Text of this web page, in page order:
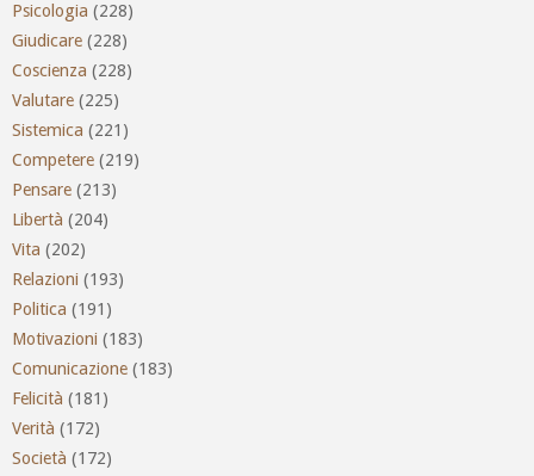
Psicologia (228)
Giudicare (228)
Coscienza (228)
Valutare (225)
Sistemica (221)
Competere (219)
Pensare (213)
Libertà (204)
Vita (202)
Relazioni (193)
Politica (191)
Motivazioni (183)
Comunicazione (183)
Felicità (181)
Verità (172)
Società (172)